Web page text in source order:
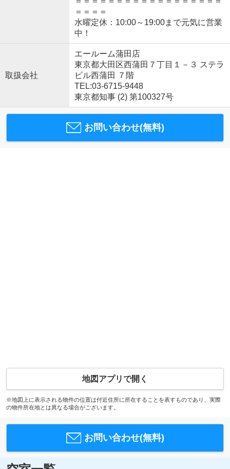
＝＝＝＝
水曜定休：10:00～19:00まで元気に営業
中！
取扱会社
エールーム蒲田店
東京都大田区西蒲田７丁目１－３ ステラ
ビル西蒲田 ７階
TEL:03-6715-9448
東京都知事 (2) 第100327号
お問い合わせ(無料)
地図アプリで開く
※地図上に表示される物件の位置は付近住所に所在することを表すものであり、実際
の物件所在地とは異なる場合がございます。
お問い合わせ(無料)